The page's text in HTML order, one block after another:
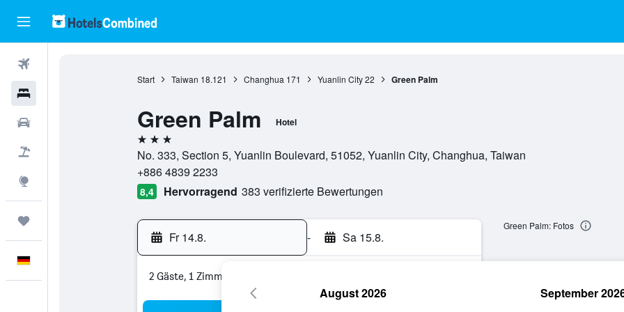
Start Taiwan 18.121 Changhua 171 Yuanlin City 22 Green Palm
Green Palm Hotel
3 Sterne
No. 333, Section 5, Yuanlin Boulevard, 51052, Yuanlin City, Changhua, Taiwan
+886 4839 2233
8,4 Hervorragend 383 verifizierte Bewertungen
Fr 14.8. - Sa 15.8.
2 Gäste, 1 Zimmer
Green Palm: Fotos
August 2026 September